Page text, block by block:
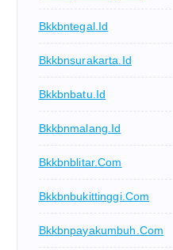
Bkkbntegal.id
Bkkbnsurakarta.id
Bkkbnbatu.id
Bkkbnmalang.id
Bkkbnblitar.com
Bkkbnbukittinggi.com
Bkkbnpayakumbuh.com